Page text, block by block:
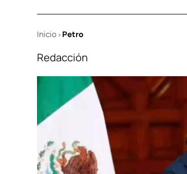
Inicio > Petro
Redacción